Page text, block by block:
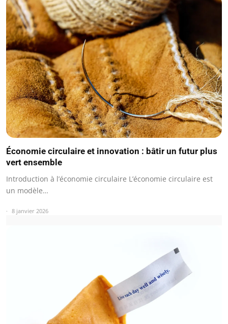
Économie circulaire et innovation : bâtir un futur plus
vert ensemble
Introduction à l’économie circulaire L’économie circulaire est
un modèle…
8 janvier 2026